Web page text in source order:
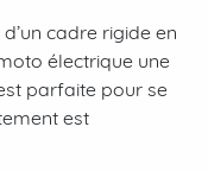
cadre rigide en
électrique une
parfaite pour se
est